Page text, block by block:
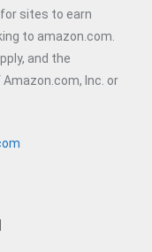
sites to earn
to amazon.com.
and the
Inc. or